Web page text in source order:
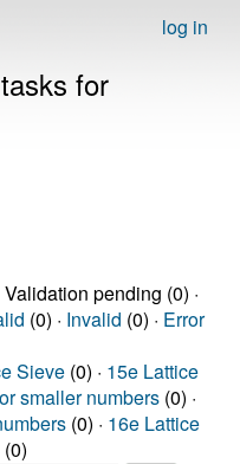
log in
for
pending (0) ·
(0) · Invalid (0) · Error
Sieve (0) · 15e Lattice
smaller numbers (0) ·
(0) · 16e Lattice
(0)